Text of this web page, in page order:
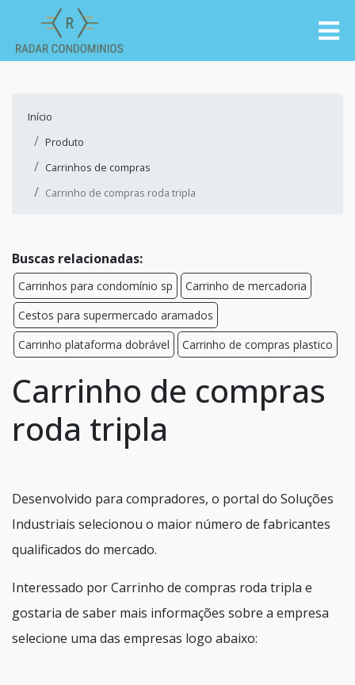
Início
Produto
Carrinhos de compras
Carrinho de compras roda tripla
Buscas relacionadas:
Carrinhos para condomínio sp
Carrinho de mercadoria
Cestos para supermercado aramados
Carrinho plataforma dobrável
Carrinho de compras plastico
Carrinho de compras
roda tripla
Desenvolvido para compradores, o portal do Soluções
Industriais selecionou o maior número de fabricantes
qualificados do mercado.
Interessado por Carrinho de compras roda tripla e
gostaria de saber mais informações sobre a empresa
selecione uma das empresas logo abaixo: